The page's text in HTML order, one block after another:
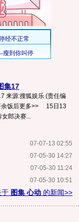
集17
来源:搜狐娱乐 (责任编
余饭后更多>> 15日13
女郎决赛...
07-07-13 02:55
07-05-30 14:27
07-05-30 11:24
07-05-30 10:51
于 图集 心动 的新闻>>